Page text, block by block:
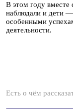
В этом году вместе
наблюдали и дети
особенными
деятельности.
Есть о чём